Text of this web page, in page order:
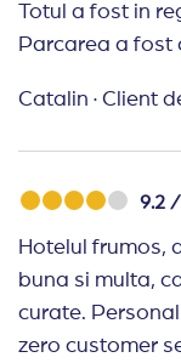
Totul a fost in
Parcarea a fost
Catalin · Client
9.2 /
Hotelul frumos,
buna si multa,
curate. Personalul este ingrozitor. Zero empatie,
zero customer